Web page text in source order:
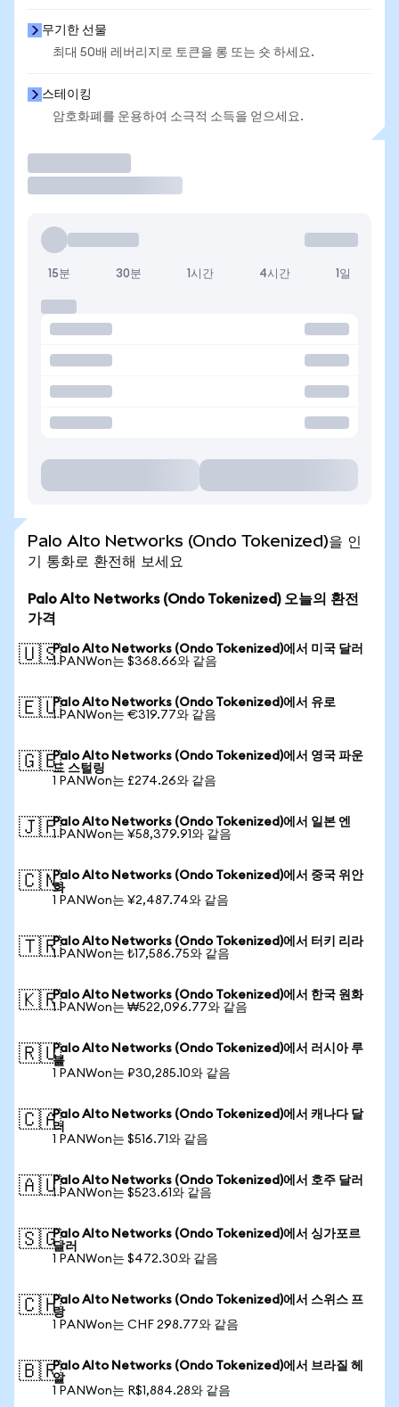
무기한 선물
최대 50배 레버리지로 토큰을 롱 또는 숏 하세요.
스테이킹
암호화폐를 운용하여 소극적 소득을 얻으세요.
15분 30분 1시간 4시간 1일
Palo Alto Networks (Ondo Tokenized)을 인
기 통화로 환전해 보세요
Palo Alto Networks (Ondo Tokenized) 오늘의 환전
가격
🇺🇸Palo Alto Networks (Ondo Tokenized)에서 미국 달러
1 PANWon는 $368.66와 같음
🇪🇺Palo Alto Networks (Ondo Tokenized)에서 유로
1 PANWon는 €319.77와 같음
🇬🇧Palo Alto Networks (Ondo Tokenized)에서 영국 파운
드 스털링
1 PANWon는 £274.26와 같음
🇯🇵Palo Alto Networks (Ondo Tokenized)에서 일본 엔
1 PANWon는 ¥58,379.91와 같음
🇨🇳Palo Alto Networks (Ondo Tokenized)에서 중국 위안
화
1 PANWon는 ¥2,487.74와 같음
🇹🇷Palo Alto Networks (Ondo Tokenized)에서 터키 리라
1 PANWon는 ₺17,586.75와 같음
🇰🇷Palo Alto Networks (Ondo Tokenized)에서 한국 원화
1 PANWon는 ₩522,096.77와 같음
🇷🇺Palo Alto Networks (Ondo Tokenized)에서 러시아 루
블
1 PANWon는 ₽30,285.10와 같음
🇨🇦Palo Alto Networks (Ondo Tokenized)에서 캐나다 달
러
1 PANWon는 $516.71와 같음
🇦🇺Palo Alto Networks (Ondo Tokenized)에서 호주 달러
1 PANWon는 $523.61와 같음
🇸🇬Palo Alto Networks (Ondo Tokenized)에서 싱가포르
달러
1 PANWon는 $472.30와 같음
🇨🇭Palo Alto Networks (Ondo Tokenized)에서 스위스 프
랑
1 PANWon는 CHF 298.77와 같음
🇧🇷Palo Alto Networks (Ondo Tokenized)에서 브라질 헤
알
1 PANWon는 R$1,884.28와 같음